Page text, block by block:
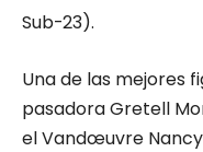
Sub-23).
Una de las mejores
pasadora Gretell
el Vandœuvre